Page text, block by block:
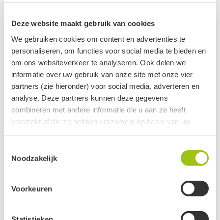
Deze website maakt gebruik van cookies
We gebruiken cookies om content en advertenties te
personaliseren, om functies voor social media te bieden en
om ons websiteverkeer te analyseren. Ook delen we
informatie over uw gebruik van onze site met onze vier
partners (zie hieronder) voor social media, adverteren en
analyse. Deze partners kunnen deze gegevens
combineren met andere informatie die u aan ze heeft
verstrekt of die ze hebben verzameld op basis van uw
Clerk
Noodzakelijk
Voorkeuren
Informatie Gidsje
€0,25
Clean Energy pocket spray
10 ml
€6,95